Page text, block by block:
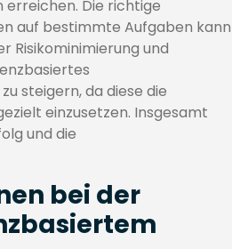
erreichen. Die richtige
auf bestimmte Aufgaben kann
Risikominimierung und
steigern, da diese die
einzusetzen. Insgesamt
und die
bei der